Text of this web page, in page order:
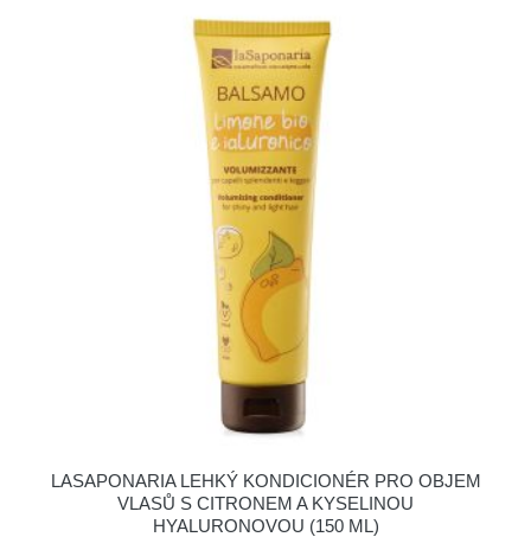
LASAPONARIA LEHKÝ KONDICIONÉR PRO OBJEM
VLASŮ S CITRONEM A KYSELINOU
HYALURONOVOU (150 ML)